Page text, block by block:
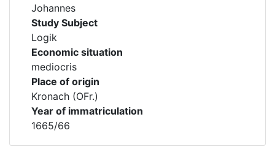
Johannes
Study Subject
Logik
Economic situation
mediocris
Place of origin
Kronach (OFr.)
Year of immatriculation
1665/66